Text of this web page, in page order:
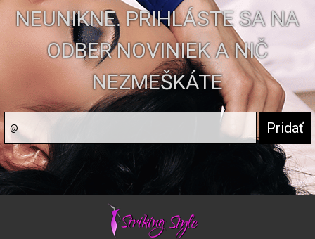
NEUNIKNE. PRIHLÁSTE SA NA
ODBER NOVINIEK A NIČ
NEZMEŠKÁTE